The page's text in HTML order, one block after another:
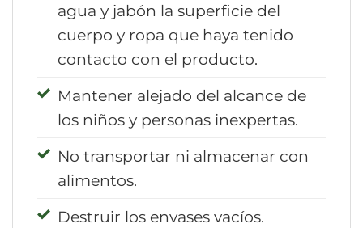
agua y jabón la superficie del
cuerpo y ropa que haya tenido
contacto con el producto.
Mantener alejado del alcance de
los niños y personas inexpertas.
No transportar ni almacenar con
alimentos.
Destruir los envases vacíos.